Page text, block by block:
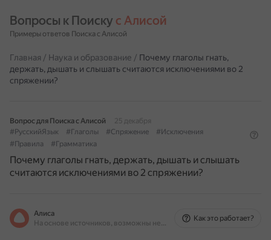
Вопросы к Поиску с Алисой
Примеры ответов Поиска с Алисой
Главная / Наука и образование / Почему глаголы гнать,
держать, дышать и слышать считаются исключениями во 2
спряжении?
Вопрос для Поиска с Алисой
25 декабря
#РусскийЯзык
#Глаголы #Спряжение
#Исключения
#Правила
#Грамматика
Почему глаголы гнать, держать, дышать и слышать
считаются исключениями во 2 спряжении?
Алиса
На основе источников, возможны неточности
Как это работает?